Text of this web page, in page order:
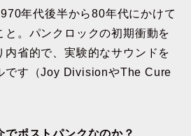
年代後半から80年代にかけて
と。パンクロックの初期衝動を
内省的で、実験的なサウンドを
です（Joy DivisionやThe Cure